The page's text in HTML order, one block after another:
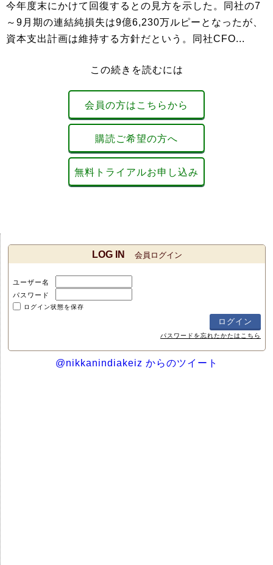
今年度末にかけて回復するとの見方を示した。同社の7
～9月期の連結純損失は9億6,230万ルピーとなったが、
資本支出計画は維持する方針だという。同社CFO...
この続きを読むには
会員の方はこちらから
購読ご希望の方へ
無料トライアルお申し込み
LOG IN 会員ログイン
ユーザー名
パスワード
ログイン状態を保存
パスワードを忘れたかたはこちら
@nikkanindiakeiz からのツイート